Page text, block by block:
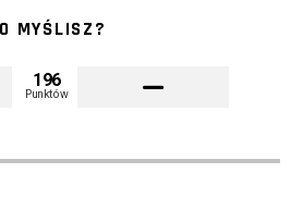
MYŚLISZ?
196
Punktów